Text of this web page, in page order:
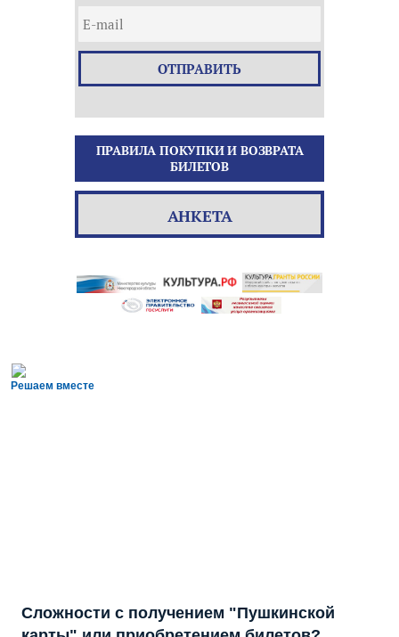
ОТПРАВИТЬ
ПРАВИЛА ПОКУПКИ И ВОЗВРАТА
БИЛЕТОВ
АНКЕТА
Решаем вместе
Сложности с получением "Пушкинской